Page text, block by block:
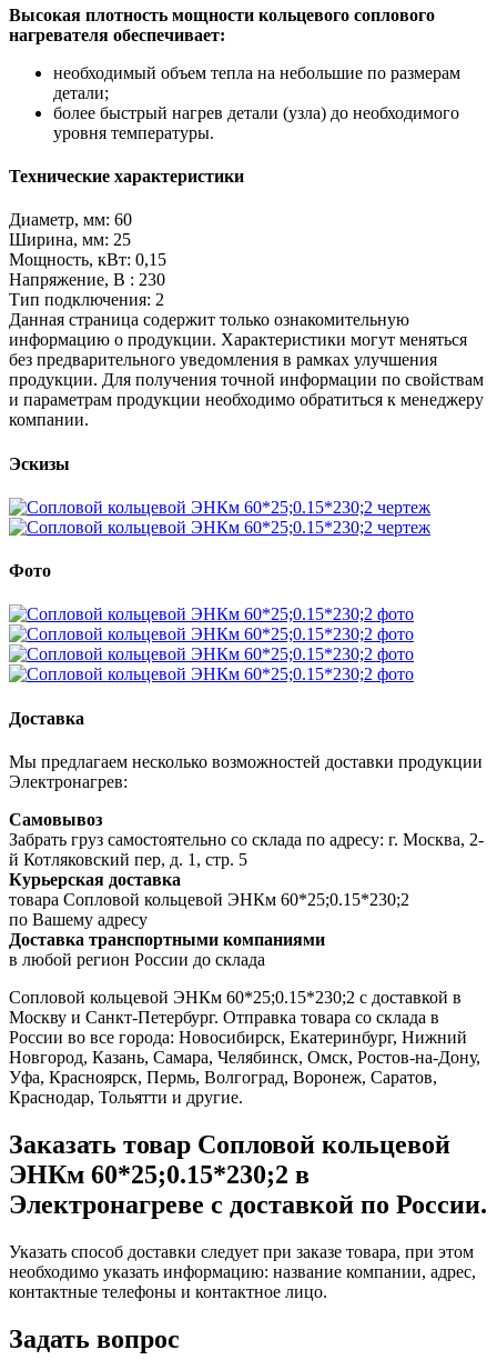
Высокая плотность мощности кольцевого соплового
нагревателя обеспечивает:
необходимый объем тепла на небольшие по размерам
детали;
более быстрый нагрев детали (узла) до необходимого
уровня температуры.
Технические характеристики
Диаметр, мм: 60
Ширина, мм: 25
Мощность, кВт: 0,15
Напряжение, В : 230
Тип подключения: 2
Данная страница содержит только ознакомительную
информацию о продукции. Характеристики могут меняться
без предварительного уведомления в рамках улучшения
продукции. Для получения точной информации по свойствам
и параметрам продукции необходимо обратиться к менеджеру
компании.
Эскизы
Фото
Доставка
Мы предлагаем несколько возможностей доставки продукции
Электронагрев:
Самовывоз
Забрать груз самостоятельно со склада по адресу: г. Москва, 2-
й Котляковский пер, д. 1, стр. 5
Курьерская доставка
товара Сопловой кольцевой ЭНКм 60*25;0.15*230;2
по Вашему адресу
Доставка транспортными компаниями
в любой регион России до склада
Сопловой кольцевой ЭНКм 60*25;0.15*230;2 с доставкой в
Москву и Санкт-Петербург. Отправка товара со склада в
России во все города: Новосибирск, Екатеринбург, Нижний
Новгород, Казань, Самара, Челябинск, Омск, Ростов-на-Дону,
Уфа, Красноярск, Пермь, Волгоград, Воронеж, Саратов,
Краснодар, Тольятти и другие.
Заказать товар Сопловой кольцевой
ЭНКм 60*25;0.15*230;2 в
Электронагреве с доставкой по России.
Указать способ доставки следует при заказе товара, при этом
необходимо указать информацию: название компании, адрес,
контактные телефоны и контактное лицо.
Задать вопрос